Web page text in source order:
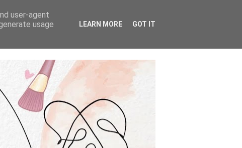
user-agent
usage
LEARN MORE GOT IT